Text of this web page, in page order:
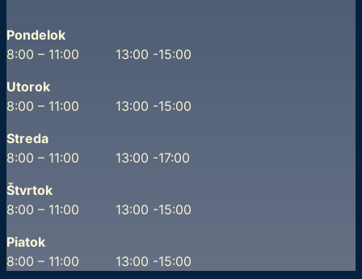
Pondelok
8:00 – 11:00 13:00 -15:00
Utorok
8:00 – 11:00 13:00 -15:00
Streda
8:00 – 11:00 13:00 -17:00
Štvrtok
8:00 – 11:00 13:00 -15:00
Piatok
8:00 – 11:00 13:00 -15:00